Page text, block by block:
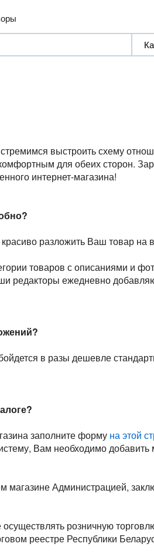
выстроить схему
для обеих сторон.
интернет-магазина!
разложить Ваш товар на
товаров с описаниями и
редакторы ежедневно
в разы дешевле
заполните форму на этой
Вам необходимо
Администрацией,
розничную
реестре Республики